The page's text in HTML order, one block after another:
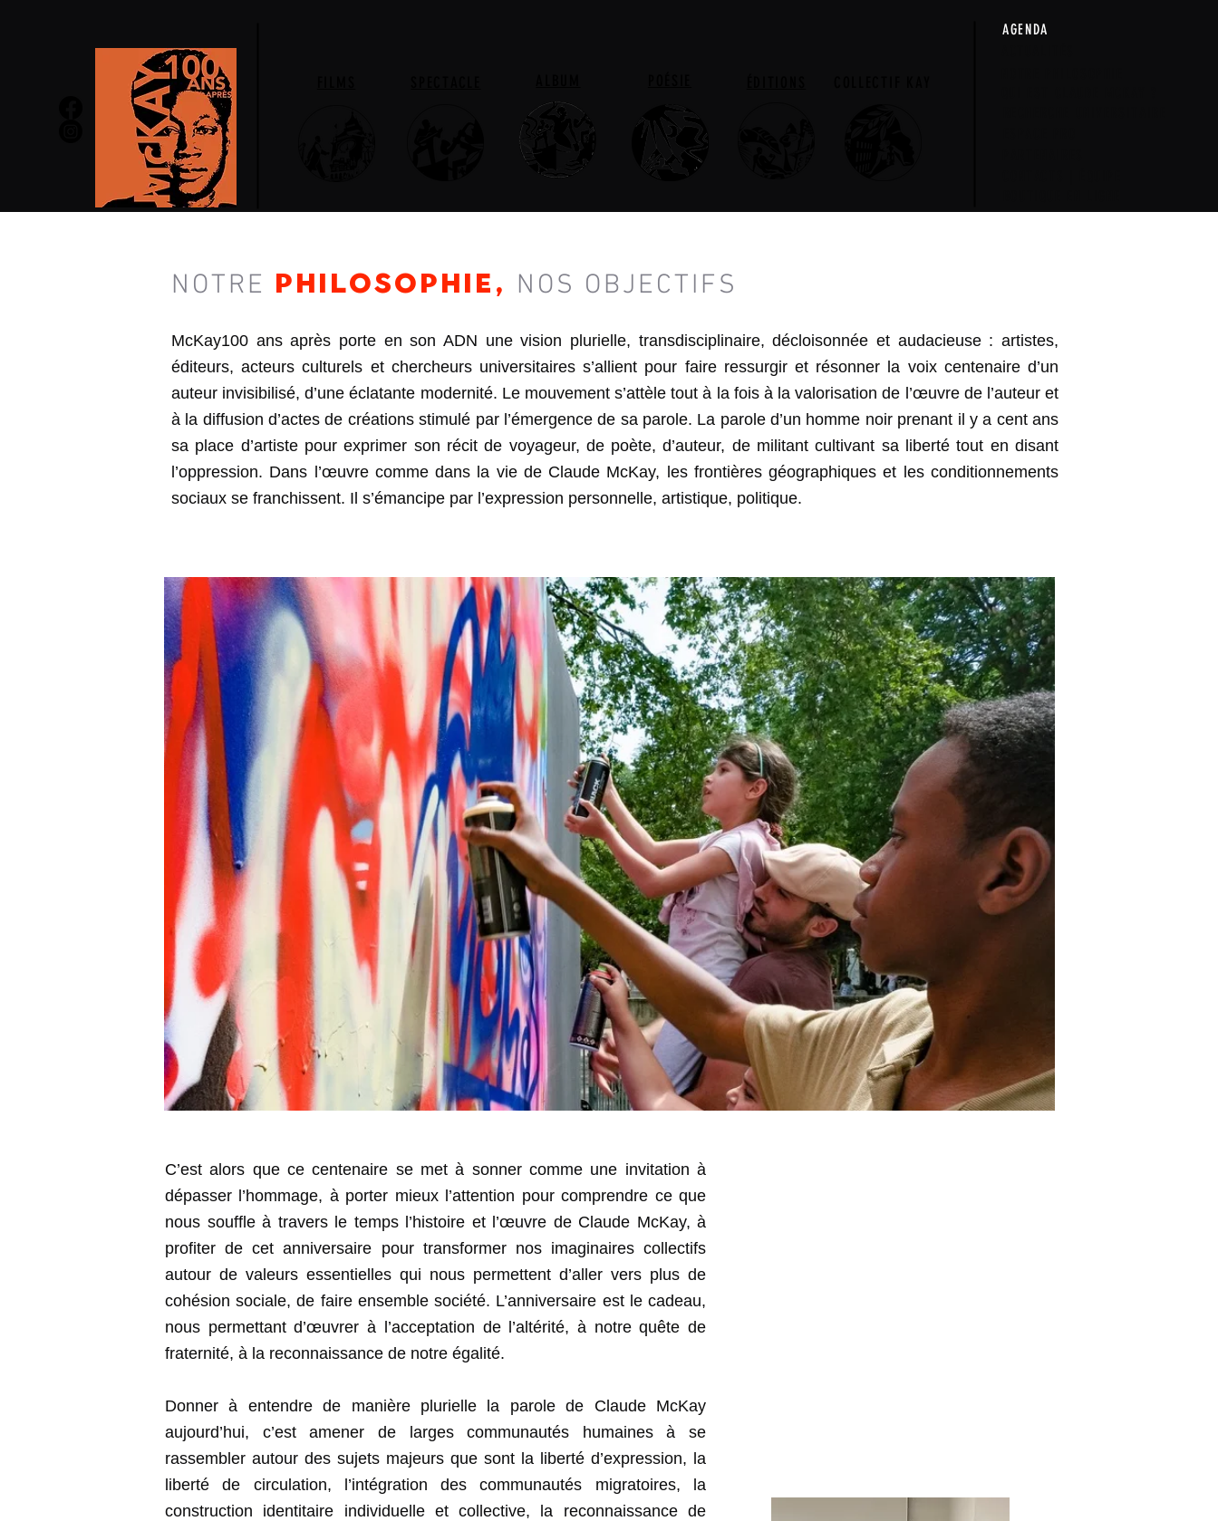
AGENDA
NOTRE PHILOSOPHIE, NOS OBJECTIFS
McKay100 ans après porte en son ADN une vision plurielle, transdisciplinaire, décloisonnée et audacieuse : artistes,
éditeurs, acteurs culturels et chercheurs universitaires s’allient pour faire ressurgir et résonner la voix centenaire d’un
auteur invisibilisé, d’une éclatante modernité. Le mouvement s’attèle tout à la fois à la valorisation de l’œuvre de l’auteur et
à la diffusion d’actes de créations stimulé par l’émergence de sa parole. La parole d’un homme noir prenant il y a cent ans
sa place d’artiste pour exprimer son récit de voyageur, de poète, d’auteur, de militant cultivant sa liberté tout en disant
l’oppression. Dans l’œuvre comme dans la vie de Claude McKay, les frontières géographiques et les conditionnements
sociaux se franchissent. Il s’émancipe par l’expression personnelle, artistique, politique.
C’est alors que ce centenaire se met à sonner comme une invitation à
dépasser l’hommage, à porter mieux l’attention pour comprendre ce que
nous souffle à travers le temps l’histoire et l’œuvre de Claude McKay, à
profiter de cet anniversaire pour transformer nos imaginaires collectifs
autour de valeurs essentielles qui nous permettent d’aller vers plus de
cohésion sociale, de faire ensemble société. L’anniversaire est le cadeau,
nous permettant d’œuvrer à l’acceptation de l’altérité, à notre quête de
fraternité, à la reconnaissance de notre égalité.
Donner à entendre de manière plurielle la parole de Claude McKay
aujourd’hui, c’est amener de larges communautés humaines à se
rassembler autour des sujets majeurs que sont la liberté d’expression, la
liberté de circulation, l’intégration des communautés migratoires, la
construction identitaire individuelle et collective, la reconnaissance de